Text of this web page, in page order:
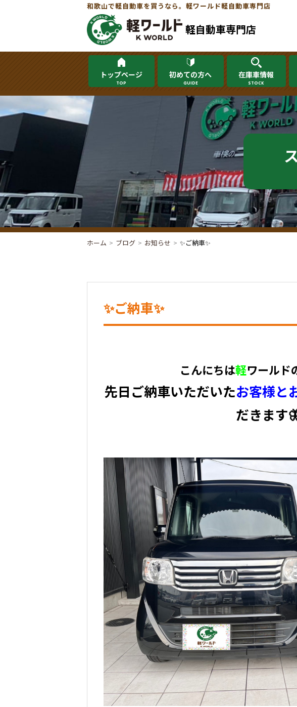
和歌山で軽自動車を買うなら。軽ワールド軽自動車専門店
軽自動車専門店
トップページ
TOP
初めての方へ
GUIDE
在庫車情報
STOCK
ホーム ブログ お知らせ ✨ご納車✨
✨ご納車✨
こんにちは軽ワールド
先日ご納車いただいたお客様と
だきます